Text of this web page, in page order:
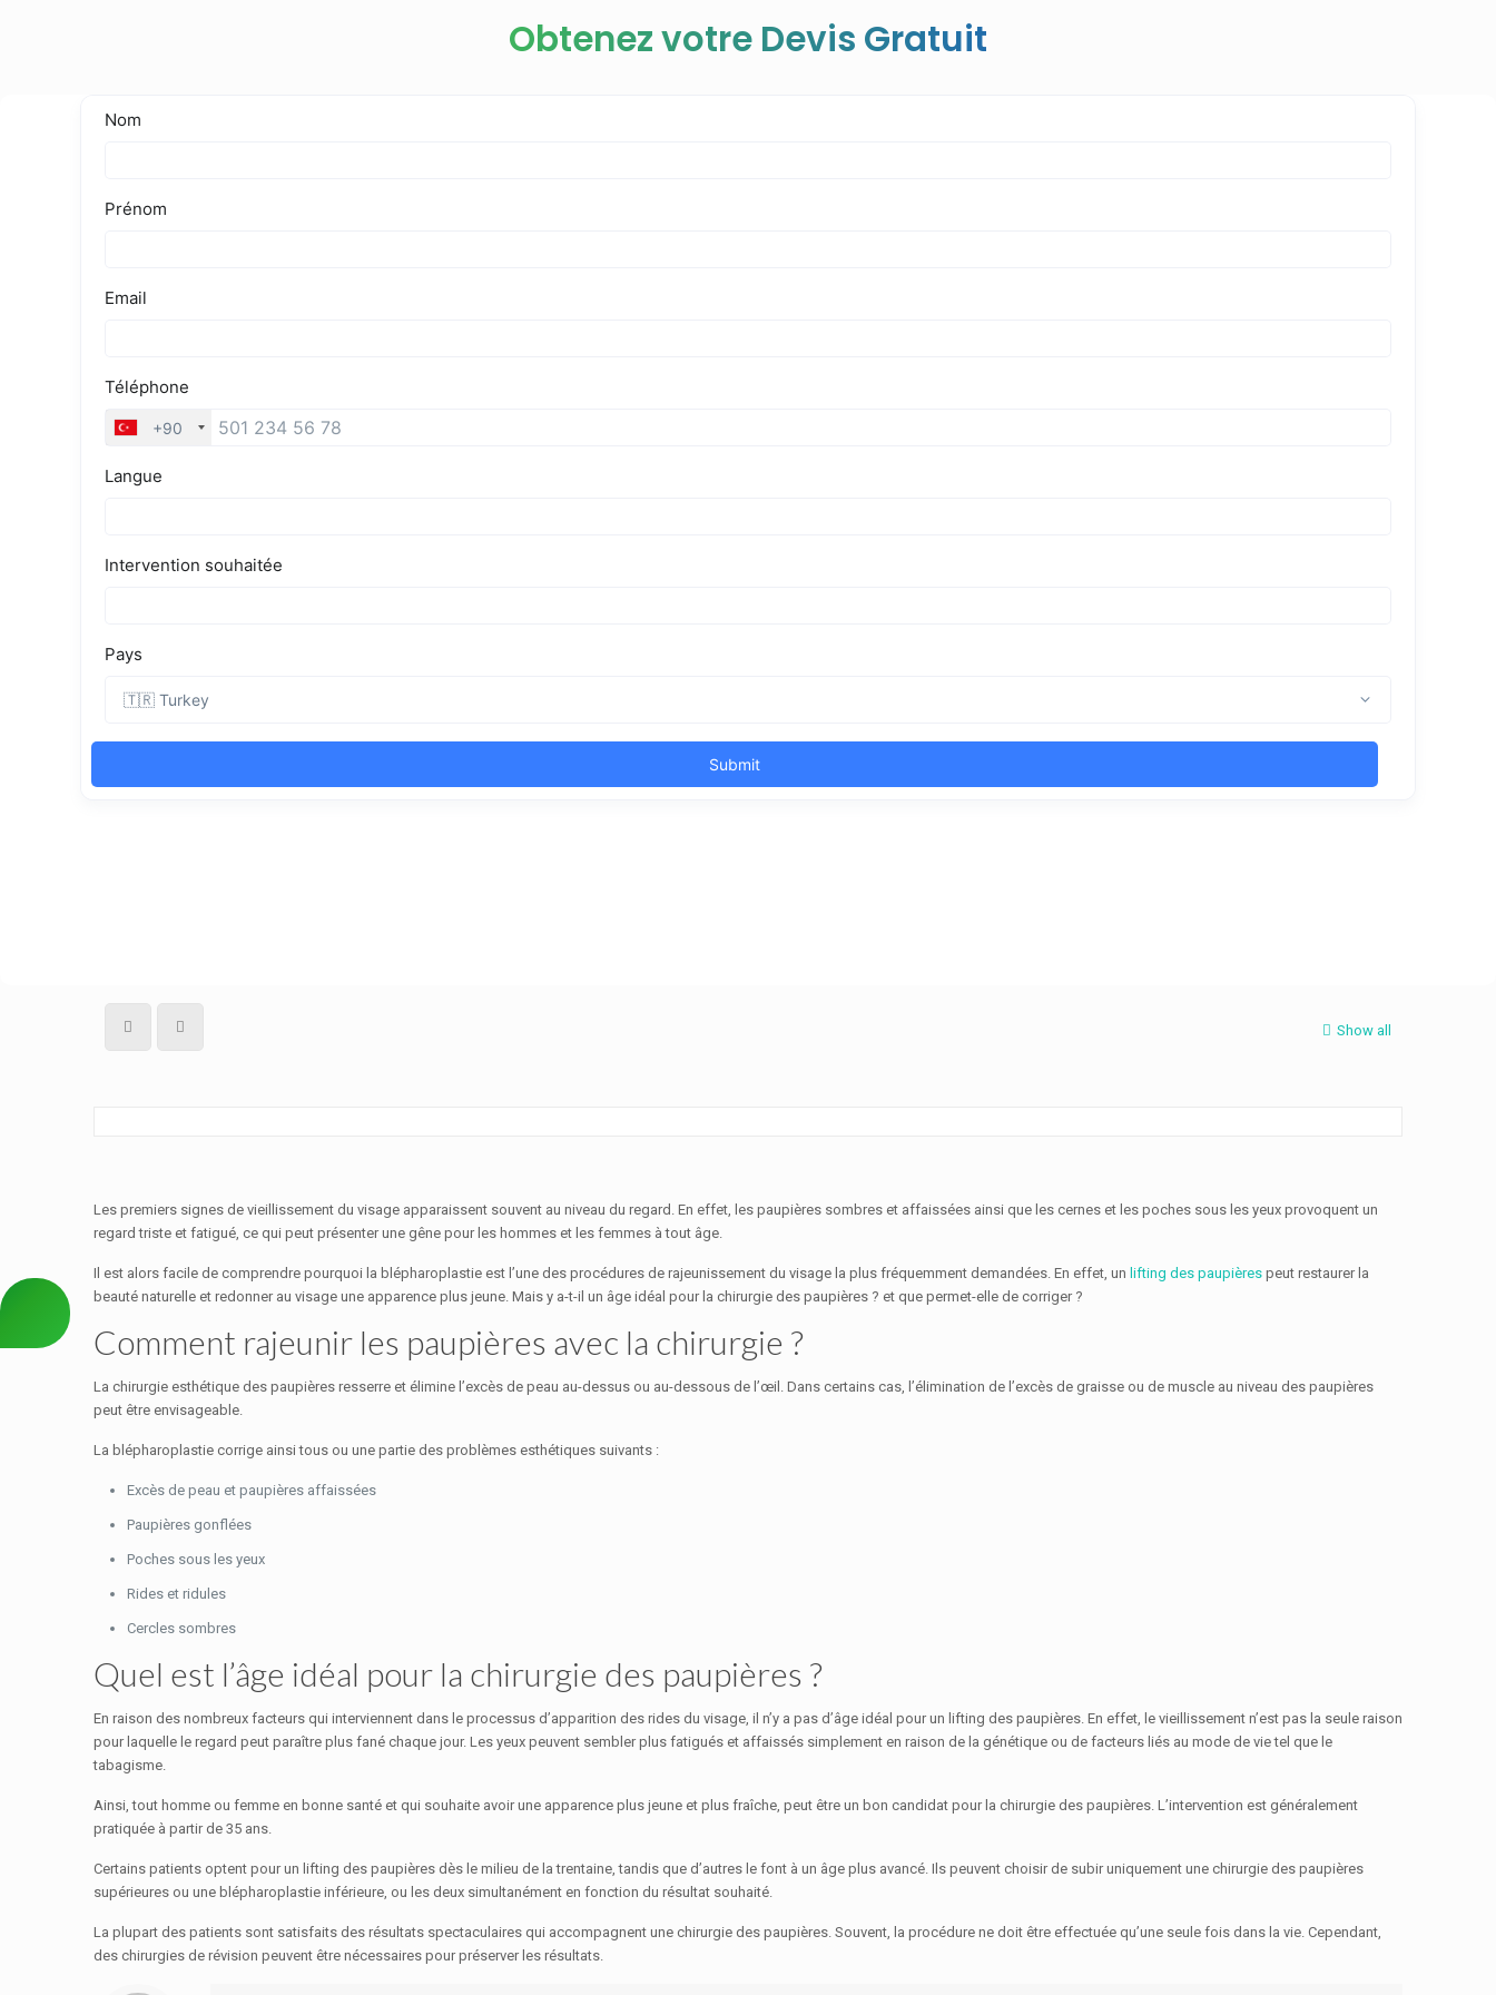
Obtenez votre Devis Gratuit
Show all
Les premiers signes de vieillissement du visage apparaissent souvent au niveau du regard. En effet, les paupières sombres et affaissées ainsi que les cernes et les poches sous les yeux provoquent un
regard triste et fatigué, ce qui peut présenter une gêne pour les hommes et les femmes à tout âge.
Il est alors facile de comprendre pourquoi la blépharoplastie est l’une des procédures de rajeunissement du visage la plus fréquemment demandées. En effet, un lifting des paupières peut restaurer la
beauté naturelle et redonner au visage une apparence plus jeune. Mais y a-t-il un âge idéal pour la chirurgie des paupières ? et que permet-elle de corriger ?
Comment rajeunir les paupières avec la chirurgie ?
La chirurgie esthétique des paupières resserre et élimine l’excès de peau au-dessus ou au-dessous de l’œil. Dans certains cas, l’élimination de l’excès de graisse ou de muscle au niveau des paupières
peut être envisageable.
La blépharoplastie corrige ainsi tous ou une partie des problèmes esthétiques suivants :
Excès de peau et paupières affaissées
Paupières gonflées
Poches sous les yeux
Rides et ridules
Cercles sombres
Quel est l’âge idéal pour la chirurgie des paupières ?
En raison des nombreux facteurs qui interviennent dans le processus d’apparition des rides du visage, il n’y a pas d’âge idéal pour un lifting des paupières. En effet, le vieillissement n’est pas la seule raison
pour laquelle le regard peut paraître plus fané chaque jour. Les yeux peuvent sembler plus fatigués et affaissés simplement en raison de la génétique ou de facteurs liés au mode de vie tel que le
tabagisme.
Ainsi, tout homme ou femme en bonne santé et qui souhaite avoir une apparence plus jeune et plus fraîche, peut être un bon candidat pour la chirurgie des paupières. L’intervention est généralement
pratiquée à partir de 35 ans.
Certains patients optent pour un lifting des paupières dès le milieu de la trentaine, tandis que d’autres le font à un âge plus avancé. Ils peuvent choisir de subir uniquement une chirurgie des paupières
supérieures ou une blépharoplastie inférieure, ou les deux simultanément en fonction du résultat souhaité.
La plupart des patients sont satisfaits des résultats spectaculaires qui accompagnent une chirurgie des paupières. Souvent, la procédure ne doit être effectuée qu’une seule fois dans la vie. Cependant,
des chirurgies de révision peuvent être nécessaires pour préserver les résultats.